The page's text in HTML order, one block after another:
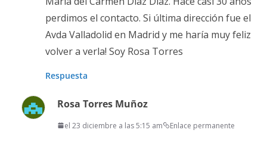
perdimos el contacto. Si última dirección fue el
Avda Valladolid en Madrid y me haría muy feliz
volver a verla! Soy Rosa Torres
Respuesta
Rosa Torres Muñoz
el 23 diciembre a las 5:15 am Enlace permanente